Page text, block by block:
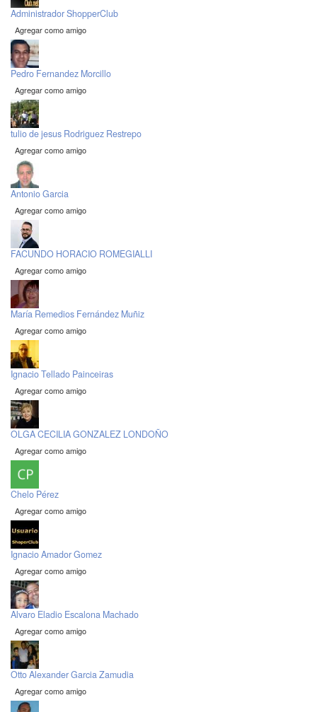
Administrador ShopperClub
Agregar como amigo
Pedro Fernandez Morcillo
Agregar como amigo
tulio de jesus Rodriguez Restrepo
Agregar como amigo
Antonio Garcia
Agregar como amigo
FACUNDO HORACIO ROMEGIALLI
Agregar como amigo
María Remedios Fernández Muñiz
Agregar como amigo
Ignacio Tellado Painceiras
Agregar como amigo
OLGA CECILIA GONZALEZ LONDOÑO
Agregar como amigo
Chelo Pérez
Agregar como amigo
Ignacio Amador Gomez
Agregar como amigo
Alvaro Eladio Escalona Machado
Agregar como amigo
Otto Alexander Garcia Zamudia
Agregar como amigo